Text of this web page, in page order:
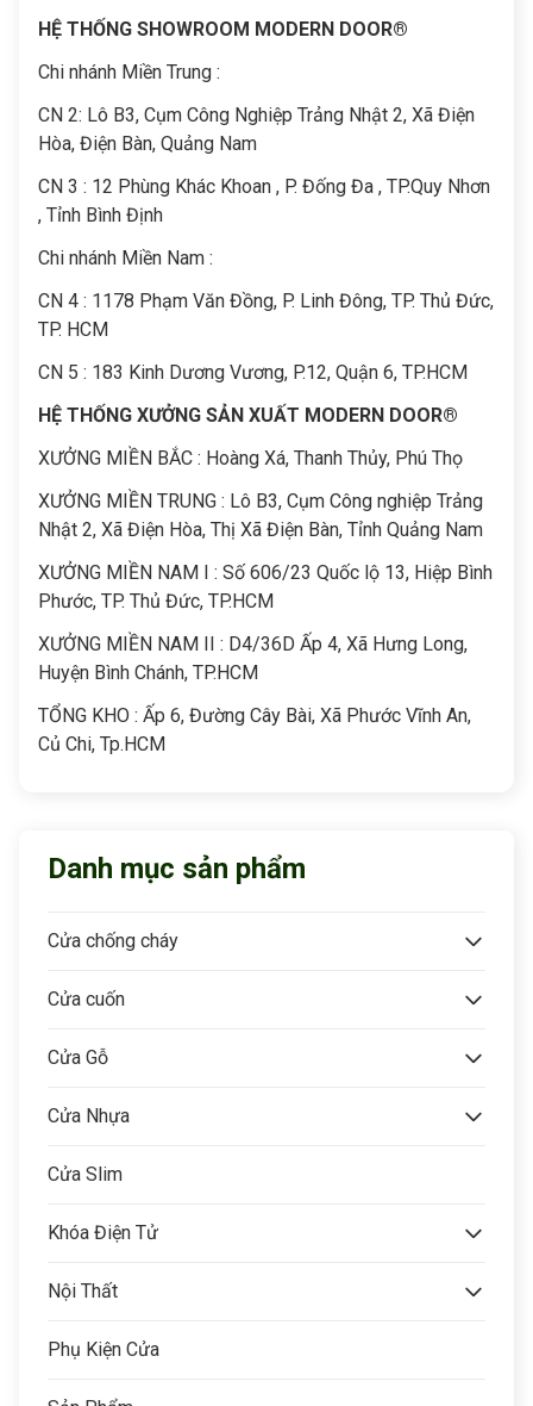
HỆ THỐNG SHOWROOM MODERN DOOR®
Chi nhánh Miền Trung :
CN 2: Lô B3, Cụm Công Nghiệp Trảng Nhật 2, Xã Điện
Hòa, Điện Bàn, Quảng Nam
CN 3 : 12 Phùng Khác Khoan , P. Đống Đa , TP.Quy Nhơn
, Tỉnh Bình Định
Chi nhánh Miền Nam :
CN 4 : 1178 Phạm Văn Đồng, P. Linh Đông, TP. Thủ Đức,
TP. HCM
CN 5 : 183 Kinh Dương Vương, P.12, Quận 6, TP.HCM
HỆ THỐNG XƯỞNG SẢN XUẤT MODERN DOOR®
XƯỞNG MIỀN BẮC : Hoàng Xá, Thanh Thủy, Phú Thọ
XƯỞNG MIỀN TRUNG : Lô B3, Cụm Công nghiệp Trảng
Nhật 2, Xã Điện Hòa, Thị Xã Điện Bàn, Tỉnh Quảng Nam
XƯỞNG MIỀN NAM I : Số 606/23 Quốc lộ 13, Hiệp Bình
Phước, TP. Thủ Đức, TP.HCM
XƯỞNG MIỀN NAM II : D4/36D Ấp 4, Xã Hưng Long,
Huyện Bình Chánh, TP.HCM
TỔNG KHO : Ấp 6, Đường Cây Bài, Xã Phước Vĩnh An,
Củ Chi, Tp.HCM
Danh mục sản phẩm
Cửa chống cháy
Cửa cuốn
Cửa Gỗ
Cửa Nhựa
Cửa Slim
Khóa Điện Tử
Nội Thất
Phụ Kiện Cửa